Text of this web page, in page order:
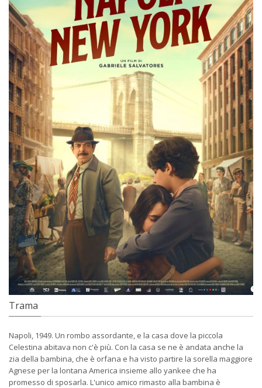
Trama
Napoli, 1949. Un rombo assordante, e la casa dove la piccola
Celestina abitava non c'è più. Con la casa se ne è andata anche la
zia della bambina, che è orfana e ha visto partire la sorella maggiore
Agnese per la lontana America insieme allo yankee che ha
promesso di sposarla. L'unico amico rimasto alla bambina è